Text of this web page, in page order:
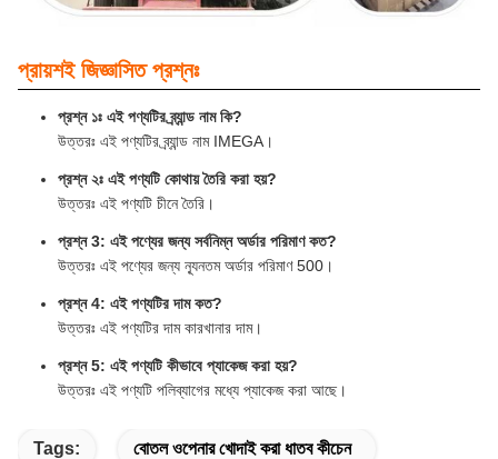
প্রায়শই জিজ্ঞাসিত প্রশ্নঃ
প্রশ্ন ১ঃ এই পণ্যটির ব্র্যান্ড নাম কি?
উত্তরঃ এই পণ্যটির ব্র্যান্ড নাম IMEGA।
প্রশ্ন ২ঃ এই পণ্যটি কোথায় তৈরি করা হয়?
উত্তরঃ এই পণ্যটি চীনে তৈরি।
প্রশ্ন 3: এই পণ্যের জন্য সর্বনিম্ন অর্ডার পরিমাণ কত?
উত্তরঃ এই পণ্যের জন্য ন্যূনতম অর্ডার পরিমাণ 500।
প্রশ্ন 4: এই পণ্যটির দাম কত?
উত্তরঃ এই পণ্যটির দাম কারখানার দাম।
প্রশ্ন 5: এই পণ্যটি কীভাবে প্যাকেজ করা হয়?
উত্তরঃ এই পণ্যটি পলিব্যাগের মধ্যে প্যাকেজ করা আছে।
Tags: বোতল ওপেনার খোদাই করা ধাতব কীচেন